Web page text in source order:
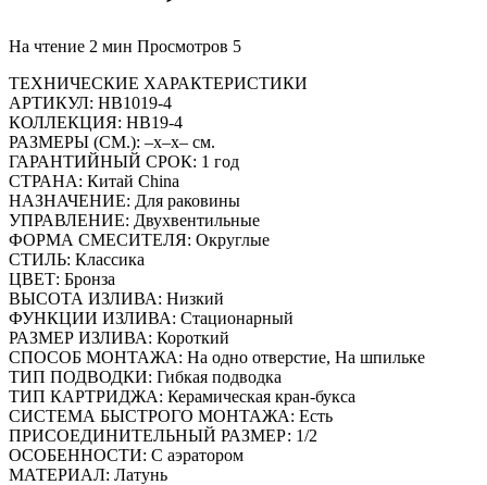
На чтение 2 мин Просмотров 5
ТЕХНИЧЕСКИЕ ХАРАКТЕРИСТИКИ
АРТИКУЛ: HB1019-4
КОЛЛЕКЦИЯ: HB19-4
РАЗМЕРЫ (СМ.): –x–x– см.
ГАРАНТИЙНЫЙ СРОК: 1 год
СТРАНА: Китай China
НАЗНАЧЕНИЕ: Для раковины
УПРАВЛЕНИЕ: Двухвентильные
ФОРМА СМЕСИТЕЛЯ: Округлые
СТИЛЬ: Классика
ЦВЕТ: Бронза
ВЫСОТА ИЗЛИВА: Низкий
ФУНКЦИИ ИЗЛИВА: Стационарный
РАЗМЕР ИЗЛИВА: Короткий
СПОСОБ МОНТАЖА: На одно отверстие, На шпильке
ТИП ПОДВОДКИ: Гибкая подводка
ТИП КАРТРИДЖА: Керамическая кран-букса
СИСТЕМА БЫСТРОГО МОНТАЖА: Есть
ПРИСОЕДИНИТЕЛЬНЫЙ РАЗМЕР: 1/2
ОСОБЕННОСТИ: С аэратором
МАТЕРИАЛ: Латунь